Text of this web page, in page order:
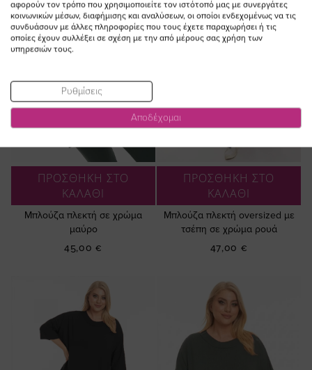
ΠΡΟΣΘΗΚΗ ΣΤΟ
ΚΑΛΑΘΙ
Μπλούζα πλεκτή σε χρώμα
μαύρο
45,00 €
ΠΡΟΣΘΗΚΗ ΣΤΟ
ΚΑΛΑΘΙ
Μπλούζα πλεκτή oversized με
τσέπη σε χρώμα ρουά
47,00 €
αφορούν τον τρόπο που χρησιμοποιείτε τον ιστότοπό μας με συνεργάτες
κοινωνικών μέσων, διαφήμισης και αναλύσεων, οι οποίοι ενδεχομένως να τις
συνδυάσουν με άλλες πληροφορίες που τους έχετε παραχωρήσει ή τις
οποίες έχουν συλλέξει σε σχέση με την από μέρους σας χρήση των
υπηρεσιών τους.
Ρυθμίσεις
Αποδέχομαι